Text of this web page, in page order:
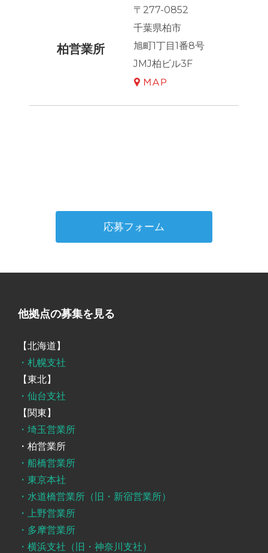
柏営業所
〒277-0852
千葉県柏市
旭町1丁目1番8号
JMJ柏ビル3F
応募フォーム
他拠点の募集を見る
【北海道】
・札幌支社
【東北】
・仙台支社
【関東】
・埼玉営業所
・柏営業所
・船橋営業所
・東京本社
・水道橋営業所（旧・新宿営業所）
・上野営業所
・多摩営業所
・横浜支社（旧・神奈川支社）